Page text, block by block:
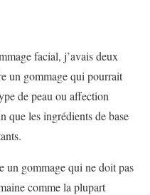
facial, j’avais deux
un gommage qui pourrait
de peau ou affection
que les ingrédients de base
un gommage qui ne doit pas
comme la plupart